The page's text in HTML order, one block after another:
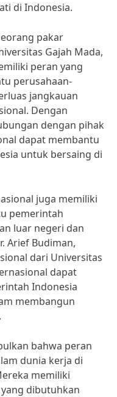
di Indonesia.
pakar
Gajah Mada,
peran yang
perusahaan-
jangkauan
Dengan
dengan pihak
dapat membantu
untuk bersaing di
juga memiliki
pemerintah
luar negeri dan
Arief Budiman,
dari Universitas
dapat
Indonesia
membangun
bahwa peran
dunia kerja di
memiliki
dibutuhkan